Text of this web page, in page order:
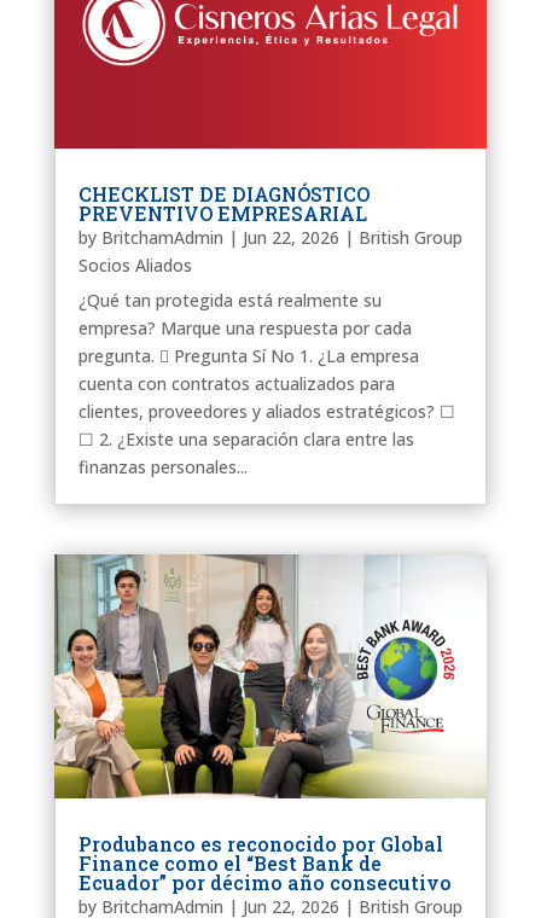
CHECKLIST DE DIAGNÓSTICO
PREVENTIVO EMPRESARIAL
by BritchamAdmin | Jun 22, 2026 | British Group
Socios Aliados
¿Qué tan protegida está realmente su
empresa? Marque una respuesta por cada
pregunta.  Pregunta Sí No 1. ¿La empresa
cuenta con contratos actualizados para
clientes, proveedores y aliados estratégicos? ☐
☐ 2. ¿Existe una separación clara entre las
finanzas personales...
Produbanco es reconocido por Global
Finance como el “Best Bank de
Ecuador” por décimo año consecutivo
by BritchamAdmin | Jun 22, 2026 | British Group